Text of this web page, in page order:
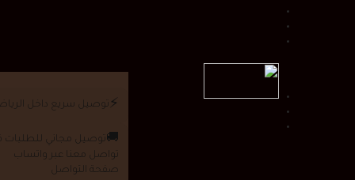
⚡ توصيل سريع داخل
🚚توصيل مجاني للطلبات فوق
تواصل معنا عبر واتساب
صفحة التواصل